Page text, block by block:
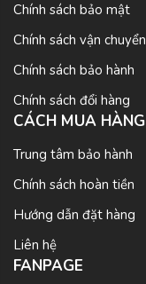
Chính sách bảo mật
Chính sách vận chuyển
Chính sách bảo hành
Chính sách đổi hàng
CÁCH MUA HÀNG
Trung tâm bảo hành
Chính sách hoàn tiền
Hướng dẫn đặt hàng
Liên hệ
FANPAGE